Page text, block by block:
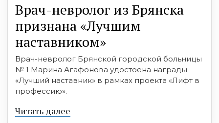
Врач-невролог из Брянска
признана «Лучшим
наставником»
Врач-невролог Брянской городской больницы
№ 1 Марина Агафонова удостоена награды
«Лучший наставник» в рамках проекта «Лифт в
профессию».
Читать далее